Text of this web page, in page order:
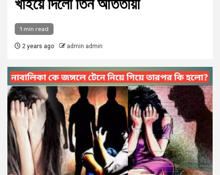
খাইয়ে দিলো তিন আততায়ী
1 min read
2 years ago admin admin